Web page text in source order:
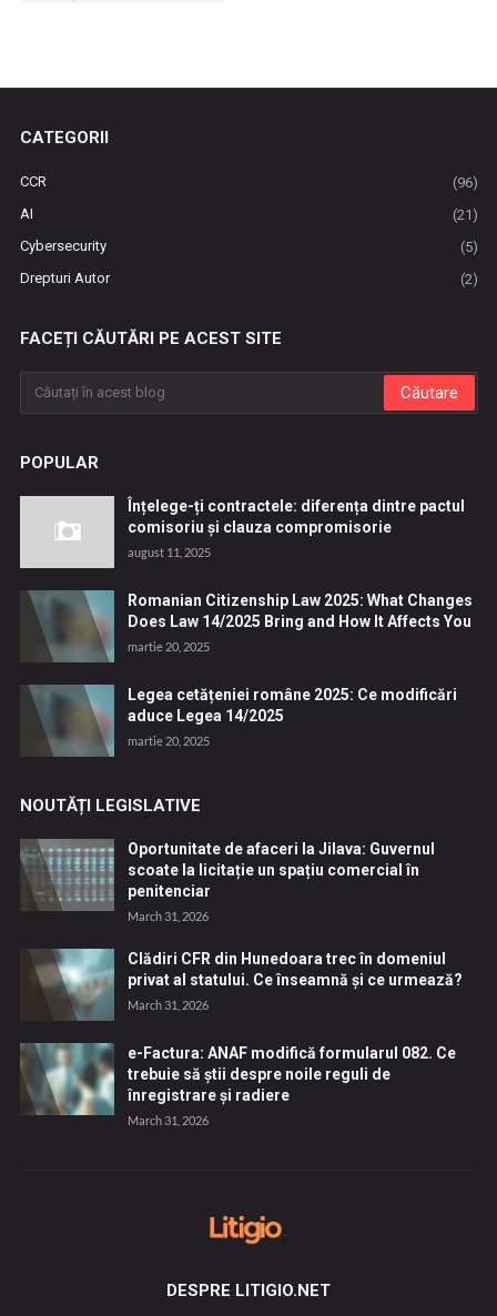
CATEGORII
CCR
(96)
AI
(21)
Cybersecurity
(5)
Drepturi Autor
(2)
FACEȚI CĂUTĂRI PE ACEST SITE
POPULAR
Înțelege-ți contractele: diferența dintre pactul
comisoriu și clauza compromisorie
august 11, 2025
Romanian Citizenship Law 2025: What Changes
Does Law 14/2025 Bring and How It Affects You
martie 20, 2025
Legea cetățeniei române 2025: Ce modificări
aduce Legea 14/2025
martie 20, 2025
NOUTĂȚI LEGISLATIVE
Oportunitate de afaceri la Jilava: Guvernul
scoate la licitație un spațiu comercial în
penitenciar
March 31, 2026
Clădiri CFR din Hunedoara trec în domeniul
privat al statului. Ce înseamnă și ce urmează?
March 31, 2026
e-Factura: ANAF modifică formularul 082. Ce
trebuie să știi despre noile reguli de
înregistrare și radiere
March 31, 2026
DESPRE LITIGIO.NET